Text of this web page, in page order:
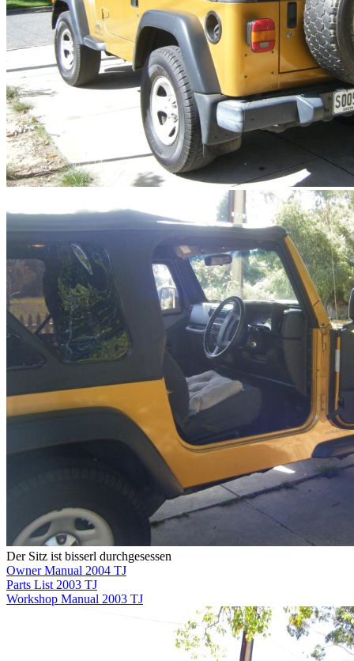
Der Sitz ist bisserl durchgesessen
Owner Manual 2004 TJ
Parts List 2003 TJ
Workshop Manual 2003 TJ